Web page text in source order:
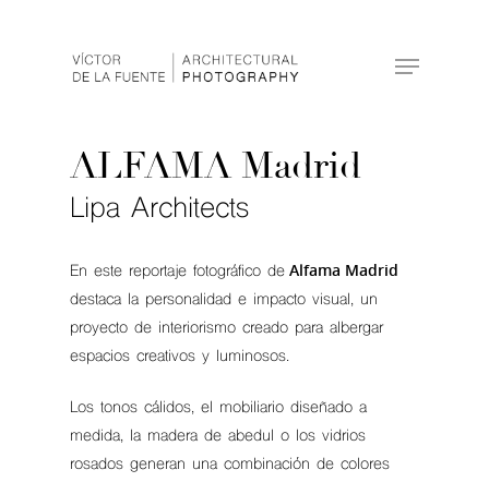
ALFAMA Madrid
Lipa Architects
En este reportaje fotográfico de Alfama Madrid
destaca la personalidad e impacto visual, un
proyecto de interiorismo creado para albergar
espacios creativos y luminosos.
Los tonos cálidos, el mobiliario diseñado a
medida, la madera de abedul o los vidrios
rosados generan una combinación de colores